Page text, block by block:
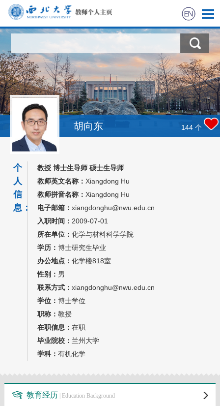
科学研究
教学研究
获奖信息
招生信息
学生信息
我的相册
教师博客
胡向东 144 个
个
人
信
息：
教授 博士生导师 硕士生导师
教师英文名称： Xiangdong Hu
教师拼音名称： Xiangdong Hu
电子邮箱： xiangdonghu@nwu.edu.cn
入职时间： 2009-07-01
所在单位： 化学与材料科学学院
学历： 博士研究生毕业
办公地点： 化学楼818室
性别： 男
联系方式： xiangdonghu@nwu.edu.cn
学位： 博士学位
职称： 教授
在职信息： 在职
毕业院校： 兰州大学
学科： 有机化学
教育经历 | Education Background